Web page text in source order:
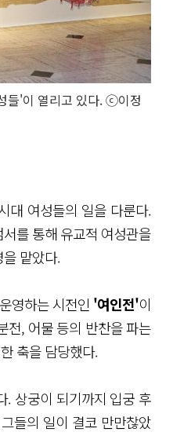
들'이 열리고 있다. ⓒ이정
대 여성들의 일을 다룬다.
를 통해 유교적 여성관을
맡았다.
영하는 시전인 '여인전'이
전, 어물 등의 반찬을 파는
축을 담당했다.
. 상궁이 되기까지 입궁 후
들의 일이 결코 만만찮았